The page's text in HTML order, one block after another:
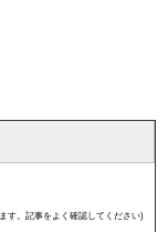
す。記事をよく確認してください)